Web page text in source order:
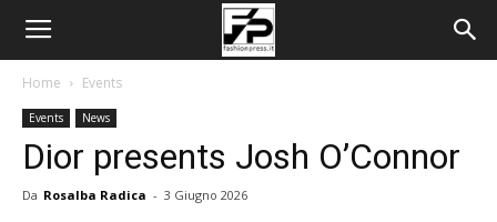
Home Events
Events News
Dior presents Josh O’Connor
Da Rosalba Radica - 3 Giugno 2026